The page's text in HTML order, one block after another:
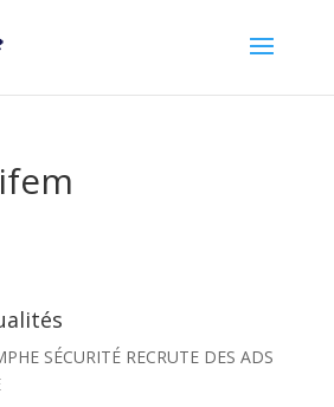
SÉCURITÉ RECRUTE DES ADS